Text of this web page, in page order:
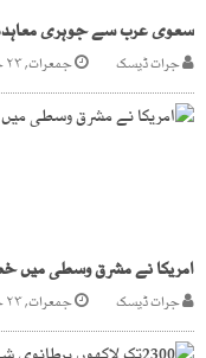
سعوی عرب سے جوہری
جرات ڈیسک جمعرات, ۲۳ جولائی ۲۰۲۶
امریکا نے مشرق وسطی میں
جرات ڈیسک جمعرات, ۲۳ جولائی ۲۰۲۶